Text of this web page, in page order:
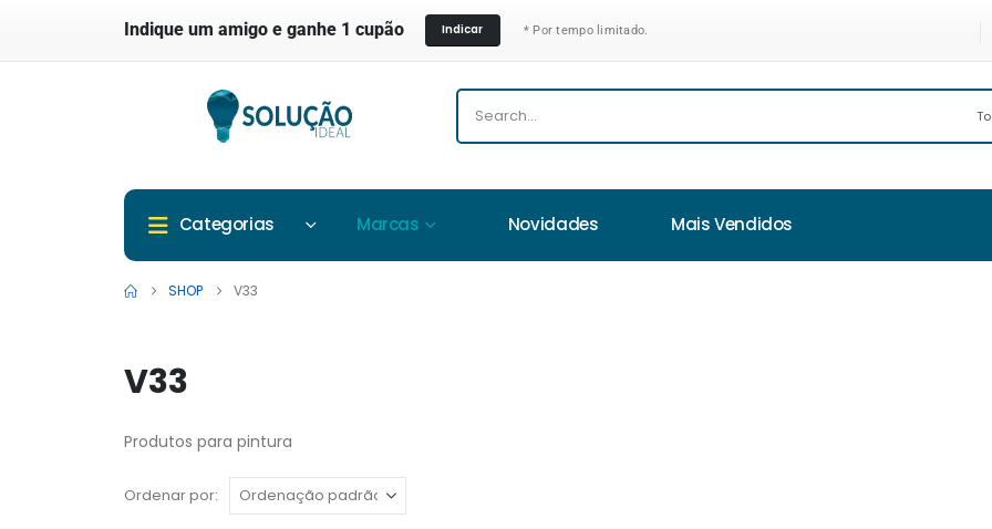
Indique um amigo e ganhe 1 cupão Indicar * Por tempo limitado.
Categorias Marcas Novidades Mais Vendidos
SHOP V33
V33
Produtos para pintura
Ordenar por: